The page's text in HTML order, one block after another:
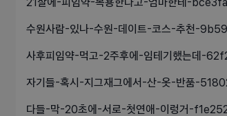
21살에-피임약-복용한다고-엄마한테-
수원사람-있나-수원-데이트-코스-추천-
사후피임약-먹고-2주후에-임테기했는데-
자기들-혹시-지그재그에서-산-옷-반품-
다들-막-20초에-서로-첫연애-이렁거-